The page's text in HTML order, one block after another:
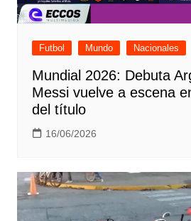
Futbol Mundo Nacionales
Mundial 2026: Debuta
Messi vuelve a escena
del título
16/06/2026